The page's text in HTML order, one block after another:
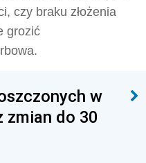
czy braku złożenia
grozić
w
zmian do 30